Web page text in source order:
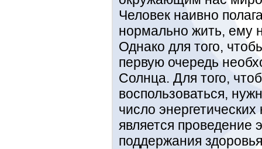
Человек наивно
нормально жить, ему
Однако для того,
первую очередь
Солнца. Для того,
воспользоваться,
число
является проведение
поддержания